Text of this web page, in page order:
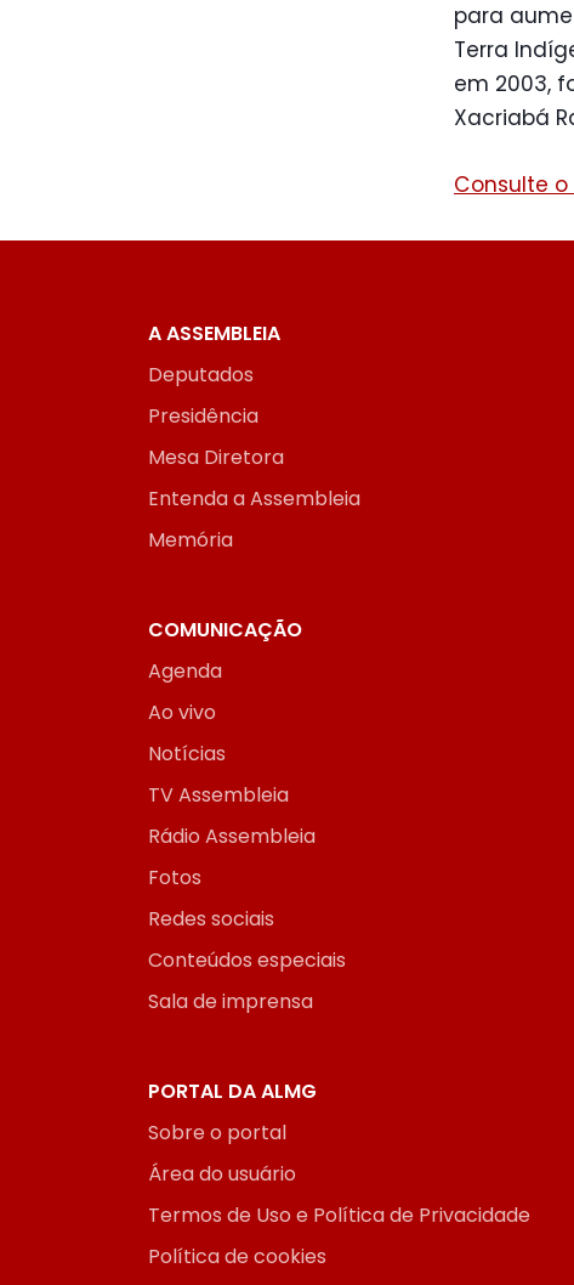
para
Terra
em 2003,
Xacriabá
Consulte
A ASSEMBLEIA
Deputados
Presidência
Mesa Diretora
Entenda a Assembleia
Memória
COMUNICAÇÃO
Agenda
Ao vivo
Notícias
TV Assembleia
Rádio Assembleia
Fotos
Redes sociais
Conteúdos especiais
Sala de imprensa
PORTAL DA ALMG
Sobre o portal
Área do usuário
Termos de Uso e Política de Privacidade
Política de cookies